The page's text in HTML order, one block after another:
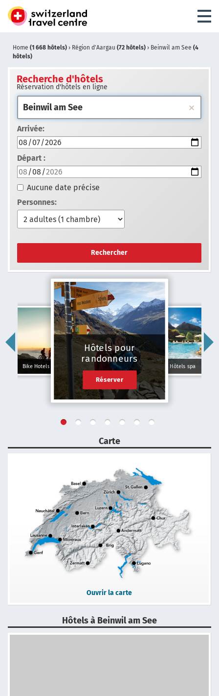
Home (1 668 hôtels) › Région d'Aargau (72 hôtels) › Beinwil am See (4
hôtels)
Recherche d'hôtels
Réservation d'hôtels en ligne
Arrivée:
Départ :
Aucune date précise
Personnes:
Rechercher
Bike Hotels
Hôtels pour
randonneurs
Réserver
Hôtels spa
Carte
Ouvrir la carte
Hôtels à Beinwil am See